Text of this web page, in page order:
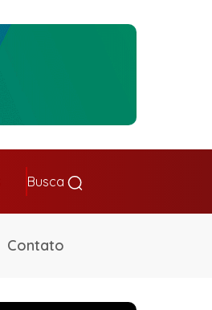
Busca
Contato